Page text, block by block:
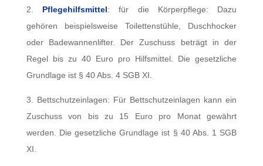
2. Pflegehilfsmittel: für die Körperpflege: Dazu
gehören beispielsweise Toilettenstühle, Duschhocker
oder Badewannenlifter. Der Zuschuss beträgt in der
Regel bis zu 40 Euro pro Hilfsmittel. Die gesetzliche
Grundlage ist § 40 Abs. 4 SGB XI.
3. Bettschutzeinlagen: Für Bettschutzeinlagen kann ein
Zuschuss von bis zu 15 Euro pro Monat gewährt
werden. Die gesetzliche Grundlage ist § 40 Abs. 1 SGB
XI.